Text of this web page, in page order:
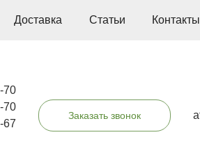
Доставка Статьи Контакты
70
70
67
Заказать звонок